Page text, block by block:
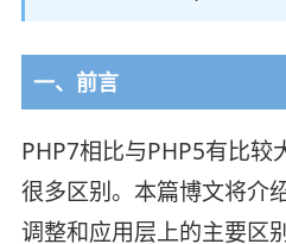
一、前言
PHP7相比与PHP5有比较
很多区别。本篇博文将介
调整和应用层上的主要区别